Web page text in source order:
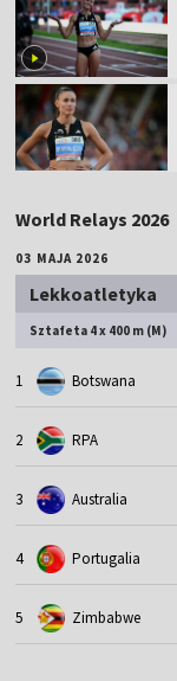
World Relays 2026
03 MAJA 2026
Lekkoatletyka
Sztafeta 4 x 400 m (M)
1 Botswana
2 RPA
3 Australia
4 Portugalia
5 Zimbabwe